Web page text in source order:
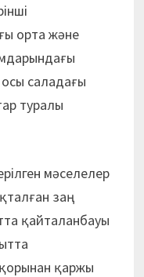
орта және
саладағы
туралы
мәселелер
заң
қайталанбауы
қаржы